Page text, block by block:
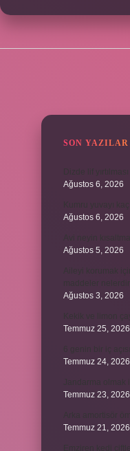
SON YAZILAR
Ağustos 6, 2026
Ağustos 6, 2026
Ağustos 5, 2026
Ağustos 3, 2026
Temmuz 25, 2026
Temmuz 24, 2026
Temmuz 23, 2026
Temmuz 21, 2026